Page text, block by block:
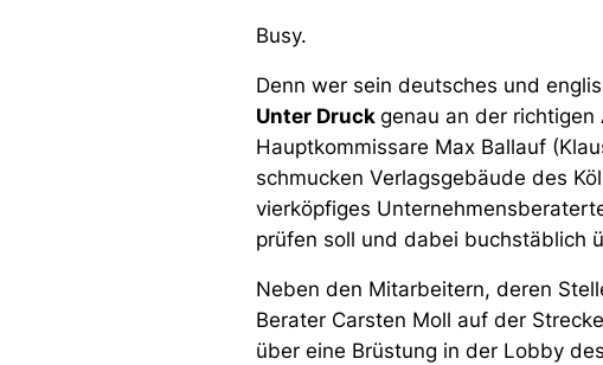
Busy.
Denn wer sein deutsches und
Unter Druck genau an der richtigen
Hauptkommissare Max Ballauf
schmucken Verlagsgebäude des
vierköpfiges
prüfen soll und dabei buchstäblich
Neben den Mitarbeitern, deren
Berater Carsten Moll auf der
über eine Brüstung in der Lobby